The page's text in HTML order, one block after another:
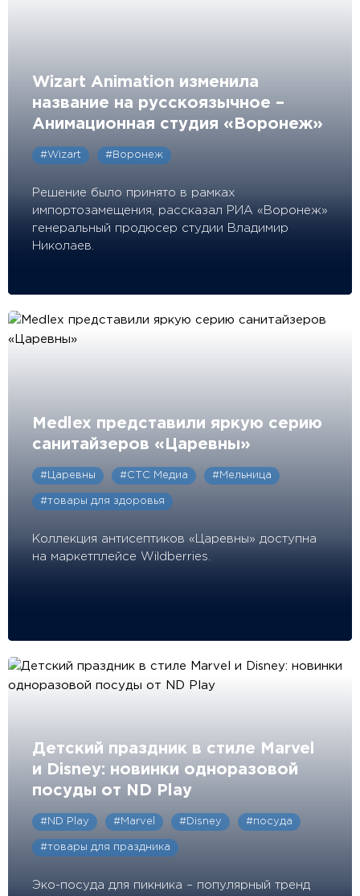
Wizart Animation изменила
название на русскоязычное –
Анимационная студия «Воронеж»
#Wizart #Воронеж
Решение было принято в рамках
импортозамещения, рассказал РИА «Воронеж»
генеральный продюсер студии Владимир
Николаев.
Medlex представили яркую серию
санитайзеров «Царевны»
#Царевны #СТС Медиа #Мельница
#товары для здоровья
Коллекция антисептиков «Царевны» доступна
на маркетплейсе Wildberries.
Детский праздник в стиле Marvel
и Disney: новинки одноразовой
посуды от ND Play
#ND Play #Marvel #Disney #посуда
#товары для праздника
Эко-посуда для пикника – популярный тренд